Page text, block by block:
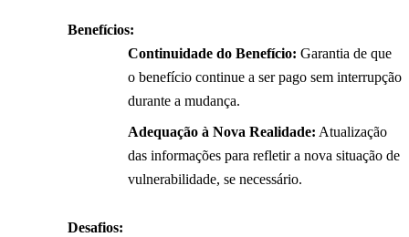
Benefícios:
Continuidade do Benefício: Garantia de que
o benefício continue a ser pago sem interrupção
durante a mudança.
Adequação à Nova Realidade: Atualização
das informações para refletir a nova situação de
vulnerabilidade, se necessário.
Desafios: